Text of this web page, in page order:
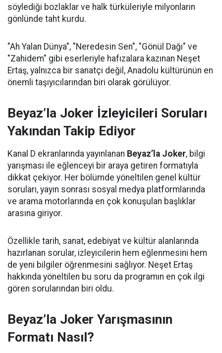
söylediği bozlaklar ve halk türküleriyle milyonların
gönlünde taht kurdu.
"Ah Yalan Dünya", "Neredesin Sen", "Gönül Dağı" ve
"Zahidem" gibi eserleriyle hafızalara kazınan Neşet
Ertaş, yalnızca bir sanatçı değil, Anadolu kültürünün en
önemli taşıyıcılarından biri olarak görülüyor.
Beyaz’la Joker İzleyicileri Soruları
Yakından Takip Ediyor
Kanal D ekranlarında yayınlanan Beyaz’la Joker, bilgi
yarışması ile eğlenceyi bir araya getiren formatıyla
dikkat çekiyor. Her bölümde yöneltilen genel kültür
soruları, yayın sonrası sosyal medya platformlarında
ve arama motorlarında en çok konuşulan başlıklar
arasına giriyor.
Özellikle tarih, sanat, edebiyat ve kültür alanlarında
hazırlanan sorular, izleyicilerin hem eğlenmesini hem
de yeni bilgiler öğrenmesini sağlıyor. Neşet Ertaş
hakkında yöneltilen bu soru da programın en çok ilgi
gören sorularından biri oldu.
Beyaz’la Joker Yarışmasının
Formatı Nasıl?